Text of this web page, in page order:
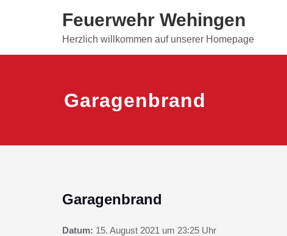
Feuerwehr Wehingen
Herzlich willkommen auf unserer Homepage
Garagenbrand
Garagenbrand
Datum: 15. August 2021 um 23:25 Uhr